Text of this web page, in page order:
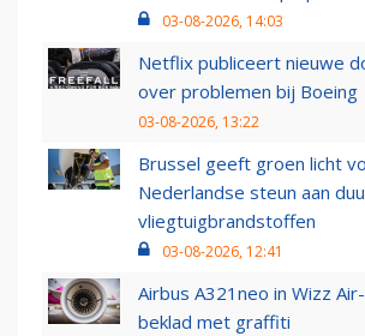
03-08-2026, 14:03
Netflix publiceert nieuwe
over problemen bij Boeing
03-08-2026, 13:22
Brussel geeft groen licht
Nederlandse steun aan
vliegtuigbrandstoffen
03-08-2026, 12:41
Airbus A321neo in Wizz
beklad met graffiti